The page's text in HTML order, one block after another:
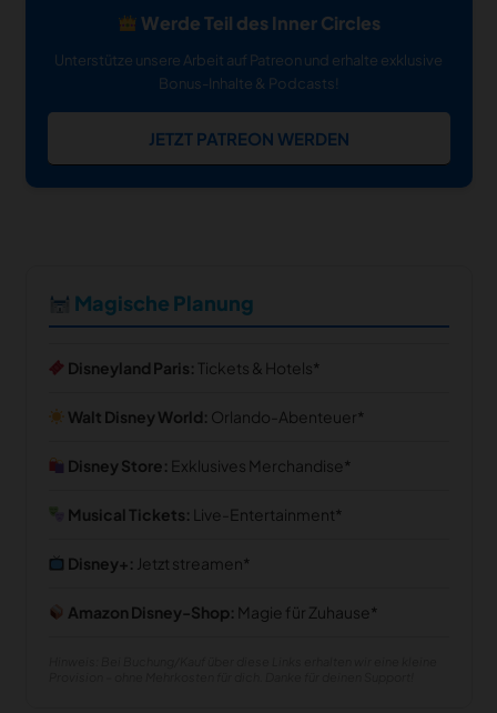
Werde Teil des Inner Circles
Unterstütze unsere Arbeit auf Patreon und erhalte exklusive
Bonus-Inhalte & Podcasts!
JETZT PATREON WERDEN
Magische Planung
Disneyland Paris: Tickets & Hotels
Walt Disney World: Orlando-Abenteuer
Disney Store: Exklusives Merchandise
Musical Tickets: Live-Entertainment
Disney+: Jetzt streamen
Amazon Disney-Shop: Magie für Zuhause